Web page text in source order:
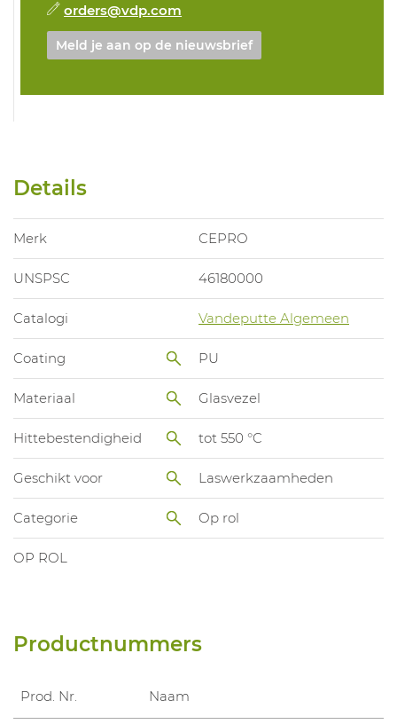
orders@vdp.com
Meld je aan op de nieuwsbrief
Details
Merk CEPRO
UNSPSC 46180000
Catalogi Vandeputte Algemeen
Coating PU
Materiaal Glasvezel
Hittebestendigheid tot 550 °C
Geschikt voor Laswerkzaamheden
Categorie Op rol
OP ROL
Productnummers
Prod. Nr. Naam